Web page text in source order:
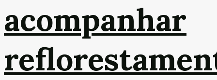
acompanhar